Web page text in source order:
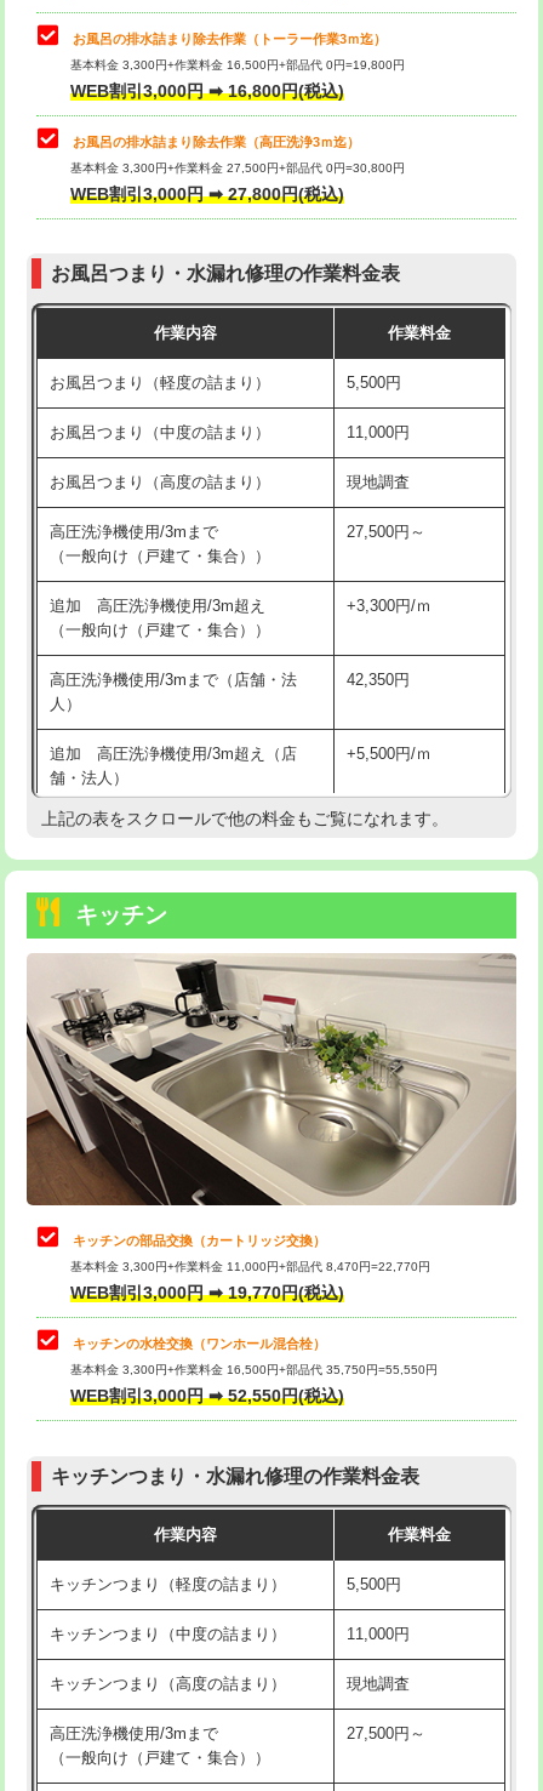
タンクレストイレ脱着 33,000円
小便器トイレ脱着
その他部品の脱着 8,800円～
交換・取付（タンク）
交換・取付（普通便座） 11,000円+材料費
交換・取付（温水洗浄便座） 16,500円+材料費
交換・取付(単水栓（壁付・デッキ
式）)
13,200円+材料費
交換・取付(混合水栓（壁付・デッキ
式・ワンホール）)
16,500円+材料費
交換・取付(排水栓・排水トラップ
（P/S/ポップアップ））
22,000円+材料費
交換・取付（その他部品） 11,000円+材料費
持込商品取付（単水栓） 13,200円
持込商品取付（混合水栓）
持込商品取付（浄水器・分岐水栓） 16,500円
持込商品取付（温水洗浄便座） 22,000円
持込商品取付（普通便座⇔温水洗浄便
22,000円
給水管工事※（ホール加工)
給水管工事※（バンド止め) 3,300円
給水管工事※（支持金具設置) 5,500円
給水管工事※（保温材使用（バンド止
め込み）)
5,500円
給水管工事※（土の掘削・埋め戻し作
11,000円
給水管工事※（塩ビ管（VP・HI）使
用/3ｍまで)
給水管工事※（塩ビ管（VP・HI）使
用（追加）/3ｍ超え)
給水管工事※（ライニング鋼管・銅
管・ポリ管・HT管使用/3ｍまで)
44,000円
管・ポリ管・HT管使用/3ｍ超え)
排水管工事（土の掘削・埋め戻し作
11,000円~
排水管工事（排水管工事/3ｍまで） 55,000円
排水管工事（追加 排水管工事/3ｍ超
+11,000円
マス交換（土の掘削・埋め戻し作業）
マス交換（深さ50㎝未満）
お風呂の排水詰まり除去作業（トーラー作業3ｍ迄）
基本料金 3,300円+作業料金 16,500円+部品代 0円=19,800円
WEB割引3,000円 ➡ 16,800円(税込)
お風呂の排水詰まり除去作業（高圧洗浄3ｍ迄）
基本料金 3,300円+作業料金 27,500円+部品代 0円=30,800円
WEB割引3,000円 ➡ 27,800円(税込)
お風呂つまり・水漏れ修理の作業料金表
作業内容 作業料金
お風呂つまり（軽度の詰まり） 5,500円
お風呂つまり（中度の詰まり） 11,000円
お風呂つまり（高度の詰まり） 現地調査
高圧洗浄機使用/3mまで
（一般向け（戸建て・集合））
27,500円～
追加 高圧洗浄機使用/3m超え
（一般向け（戸建て・集合））
+3,300円/ｍ
高圧洗浄機使用/3mまで（店舗・法
人）
42,350円
追加 高圧洗浄機使用/3m超え（店
舗・法人）
+5,500円/ｍ
高度高圧洗浄換 現地調査
トーラー機使用/3mまで
追加トーラー機使用/3m超え +3,300円
カメラ調査 33,000円
桝清掃 8,800円
止水・漏水調査・防水処理・清掃・修
理・調整・分解・加工など（軽作業）
11,000円
止水・漏水調査・防水処理・清掃・修
理・調整・分解・加工など（中作業）
22,000円
止水・漏水調査・防水処理・清掃・修
理・調整・分解・加工など（重作業）
33,000円
お風呂タンク脱着
その他部品の脱着
式・ワンホール）)
交換・取付(排水栓・排水トラップ
22,000円+材料費
持込商品取付（単水栓）
上記の表をスクロールで他の料金もご覧になれます。
キッチン
キッチンの部品交換（カートリッジ交換）
基本料金 3,300円+作業料金 11,000円+部品代 8,470円=22,770円
WEB割引3,000円 ➡ 19,770円(税込)
キッチンの水栓交換（ワンホール混合栓）
基本料金 3,300円+作業料金 16,500円+部品代 35,750円=55,550円
WEB割引3,000円 ➡ 52,550円(税込)
キッチンつまり・水漏れ修理の作業料金表
作業内容 作業料金
キッチンつまり（軽度の詰まり） 5,500円
キッチンつまり（中度の詰まり） 11,000円
キッチンつまり（高度の詰まり） 現地調査
高圧洗浄機使用/3mまで
（一般向け（戸建て・集合））
27,500円～